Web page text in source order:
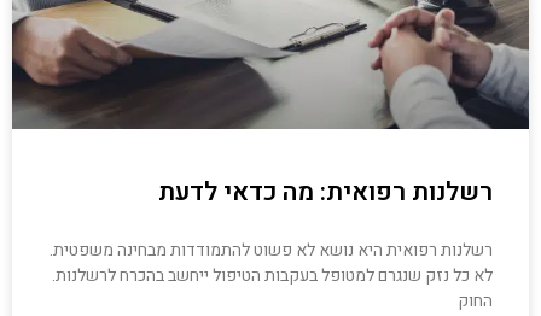
רשלנות רפואית: מה כדאי לדעת
רשלנות רפואית היא נושא לא פשוט להתמודדות מבחינה משפטית.
לא כל נזק שנגרם למטופל בעקבות הטיפול ייחשב בהכרח לרשלנות.
החוק